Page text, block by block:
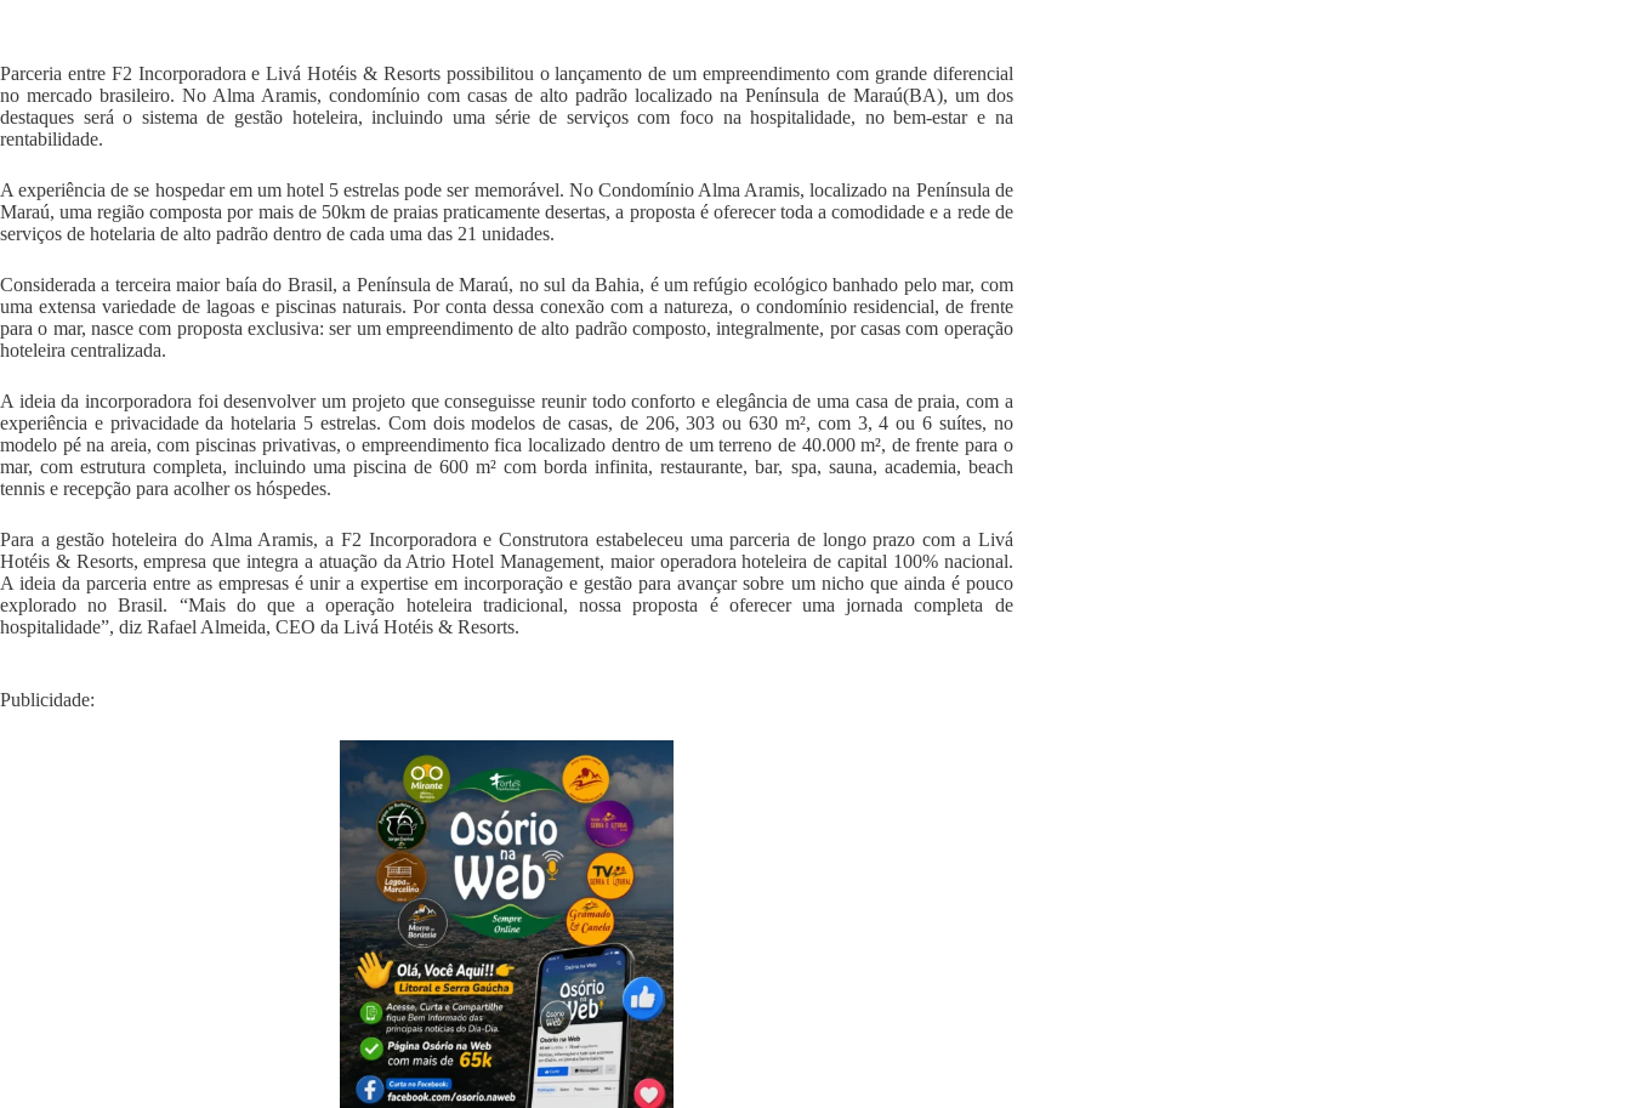
Parceria entre F2 Incorporadora e Livá Hotéis & Resorts possibilitou o lançamento de um empreendimento com grande diferencial
no mercado brasileiro. No Alma Aramis, condomínio com casas de alto padrão localizado na Península de Maraú(BA), um dos
destaques será o sistema de gestão hoteleira, incluindo uma série de serviços com foco na hospitalidade, no bem-estar e na
rentabilidade.
A experiência de se hospedar em um hotel 5 estrelas pode ser memorável. No Condomínio Alma Aramis, localizado na Península de
Maraú, uma região composta por mais de 50km de praias praticamente desertas, a proposta é oferecer toda a comodidade e a rede de
serviços de hotelaria de alto padrão dentro de cada uma das 21 unidades.
Considerada a terceira maior baía do Brasil, a Península de Maraú, no sul da Bahia, é um refúgio ecológico banhado pelo mar, com
uma extensa variedade de lagoas e piscinas naturais. Por conta dessa conexão com a natureza, o condomínio residencial, de frente
para o mar, nasce com proposta exclusiva: ser um empreendimento de alto padrão composto, integralmente, por casas com operação
hoteleira centralizada.
A ideia da incorporadora foi desenvolver um projeto que conseguisse reunir todo conforto e elegância de uma casa de praia, com a
experiência e privacidade da hotelaria 5 estrelas. Com dois modelos de casas, de 206, 303 ou 630 m², com 3, 4 ou 6 suítes, no
modelo pé na areia, com piscinas privativas, o empreendimento fica localizado dentro de um terreno de 40.000 m², de frente para o
mar, com estrutura completa, incluindo uma piscina de 600 m² com borda infinita, restaurante, bar, spa, sauna, academia, beach
tennis e recepção para acolher os hóspedes.
Para a gestão hoteleira do Alma Aramis, a F2 Incorporadora e Construtora estabeleceu uma parceria de longo prazo com a Livá
Hotéis & Resorts, empresa que integra a atuação da Atrio Hotel Management, maior operadora hoteleira de capital 100% nacional.
A ideia da parceria entre as empresas é unir a expertise em incorporação e gestão para avançar sobre um nicho que ainda é pouco
explorado no Brasil. “Mais do que a operação hoteleira tradicional, nossa proposta é oferecer uma jornada completa de
hospitalidade”, diz Rafael Almeida, CEO da Livá Hotéis & Resorts.
Publicidade: